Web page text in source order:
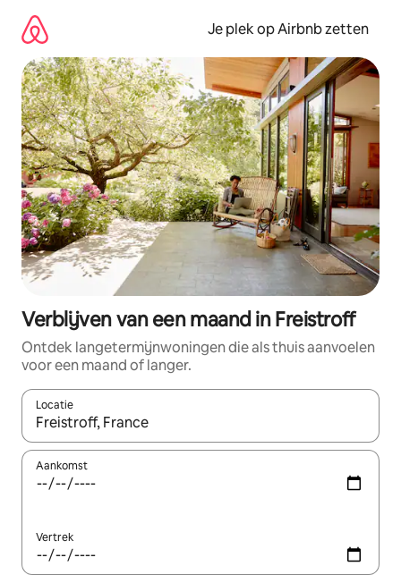
direct
naar
inhoud
Je plek op Airbnb zetten
Verblijven van een maand in Freistroff
Ontdek langetermijnwoningen die als thuis aanvoelen
voor een maand of langer.
Locatie
Wanneer er resultaten beschikbaar zijn, maak je een keuze
Aankomst
Vertrek